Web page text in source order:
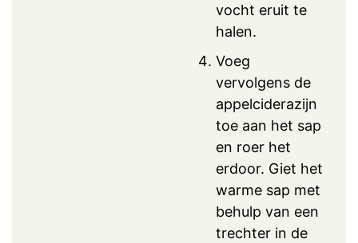
vocht eruit te
halen.
Voeg
vervolgens de
appelciderazijn
toe aan het sap
en roer het
erdoor. Giet het
warme sap met
behulp van een
trechter in de